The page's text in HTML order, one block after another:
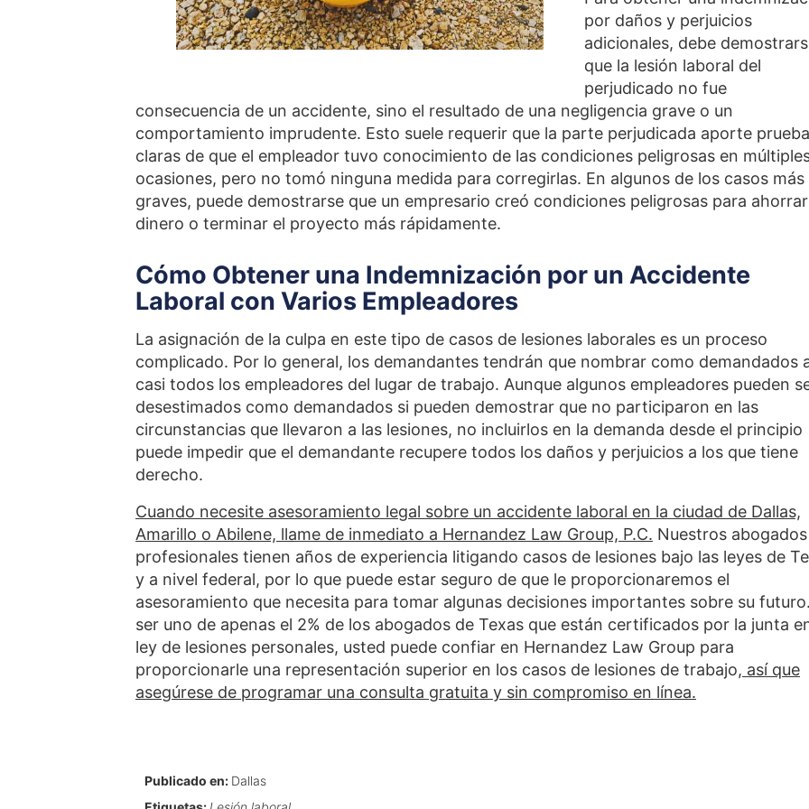
por daños y perjuicios
adicionales, debe
que la lesión laboral del
perjudicado no fue
consecuencia de un accidente, sino el resultado de una negligencia grave o un
comportamiento imprudente. Esto suele requerir que la parte perjudicada aporte
claras de que el empleador tuvo conocimiento de las condiciones peligrosas en
ocasiones, pero no tomó ninguna medida para corregirlas. En algunos de los casos más
graves, puede demostrarse que un empresario creó condiciones peligrosas para ahorrar
dinero o terminar el proyecto más rápidamente.
Cómo Obtener una Indemnización por un Accidente
Laboral con Varios Empleadores
La asignación de la culpa en este tipo de casos de lesiones laborales es un proceso
complicado. Por lo general, los demandantes tendrán que nombrar como demandados
casi todos los empleadores del lugar de trabajo. Aunque algunos empleadores pueden
desestimados como demandados si pueden demostrar que no participaron en las
circunstancias que llevaron a las lesiones, no incluirlos en la demanda desde el principio
puede impedir que el demandante recupere todos los daños y perjuicios a los que tiene
derecho.
Cuando necesite asesoramiento legal sobre un accidente laboral en la ciudad de Dallas,
Amarillo o Abilene, llame de inmediato a Hernandez Law Group, P.C. Nuestros abogados
profesionales tienen años de experiencia litigando casos de lesiones bajo las leyes de
y a nivel federal, por lo que puede estar seguro de que le proporcionaremos el
asesoramiento que necesita para tomar algunas decisiones importantes sobre su
ser uno de apenas el 2% de los abogados de Texas que están certificados por la junta
ley de lesiones personales, usted puede confiar en Hernandez Law Group para
proporcionarle una representación superior en los casos de lesiones de trabajo, así que
asegúrese de programar una consulta gratuita y sin compromiso en línea.
Publicado en: Dallas